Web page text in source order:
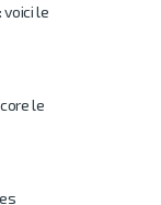
voici le
le